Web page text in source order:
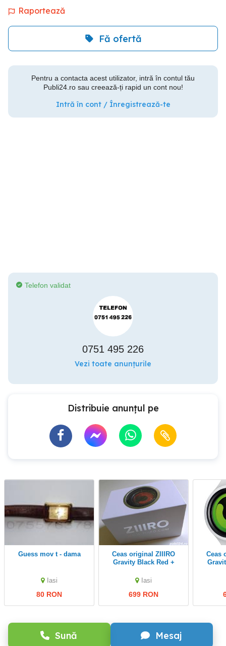
Raportează
Fă ofertă
Pentru a contacta acest utilizator, intră în contul tău
Publi24.ro sau creează-ți rapid un cont nou!
Intră în cont / Înregistrează-te
Sună Mesaj
Telefon validat
0751 495 226
Vezi toate anunțurile
Distribuie anunțul pe
Guess mov t - dama
Iasi
80 RON
Ceas original ZIIIRO
Gravity Black Red +
Iasi
699 RON
Ceas original ZIIIRO